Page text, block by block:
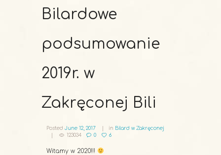
Bilardowe
podsumowanie
2019r. w
Zakręconej Bili
Posted June 12, 2017 in Bilard w Zakręconej
123034
0 6
Witamy w 2020!!!